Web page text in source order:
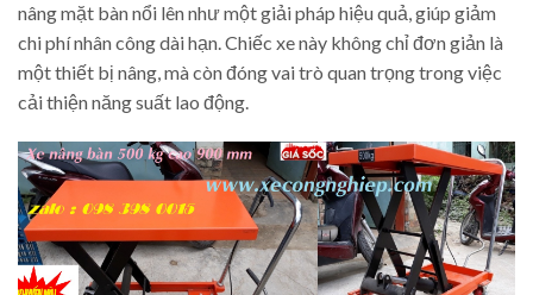
nâng mặt bàn nổi lên như một giải pháp hiệu quả, giúp giảm
chi phí nhân công dài hạn. Chiếc xe này không chỉ đơn giản là
một thiết bị nâng, mà còn đóng vai trò quan trọng trong việc
cải thiện năng suất lao động.